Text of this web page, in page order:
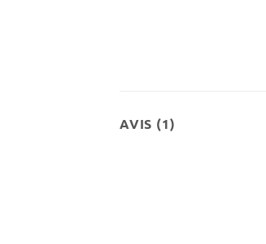
AVIS (1)